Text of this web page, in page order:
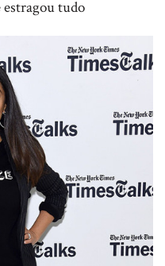
estragou tudo